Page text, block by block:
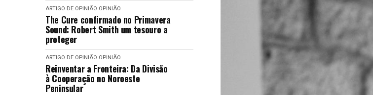
ARTIGO DE OPINIÃO OPINIÃO
The Cure confirmado no Primavera
Sound: Robert Smith um tesouro a
proteger
ARTIGO DE OPINIÃO OPINIÃO
Reinventar a Fronteira: Da Divisão
à Cooperação no Noroeste
Peninsular